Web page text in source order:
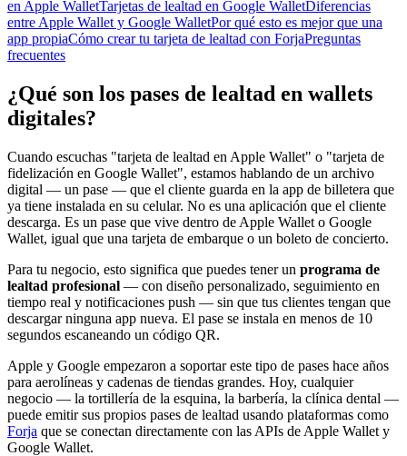
en Apple WalletTarjetas de lealtad en Google WalletDiferencias
entre Apple Wallet y Google WalletPor qué esto es mejor que una
app propiaCómo crear tu tarjeta de lealtad con ForjaPreguntas
frecuentes
¿Qué son los pases de lealtad en wallets
digitales?
Cuando escuchas "tarjeta de lealtad en Apple Wallet" o "tarjeta de
fidelización en Google Wallet", estamos hablando de un archivo
digital — un pase — que el cliente guarda en la app de billetera que
ya tiene instalada en su celular. No es una aplicación que el cliente
descarga. Es un pase que vive dentro de Apple Wallet o Google
Wallet, igual que una tarjeta de embarque o un boleto de concierto.
Para tu negocio, esto significa que puedes tener un programa de
lealtad profesional — con diseño personalizado, seguimiento en
tiempo real y notificaciones push — sin que tus clientes tengan que
descargar ninguna app nueva. El pase se instala en menos de 10
segundos escaneando un código QR.
Apple y Google empezaron a soportar este tipo de pases hace años
para aerolíneas y cadenas de tiendas grandes. Hoy, cualquier
negocio — la tortillería de la esquina, la barbería, la clínica dental —
puede emitir sus propios pases de lealtad usando plataformas como
Forja que se conectan directamente con las APIs de Apple Wallet y
Google Wallet.